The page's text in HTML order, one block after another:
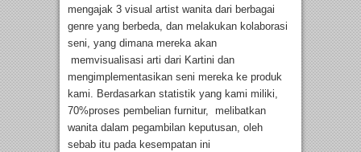
mengajak 3 visual artist wanita dari berbagai
genre yang berbeda, dan melakukan kolaborasi
seni, yang dimana mereka akan
memvisualisasi arti dari Kartini dan
mengimplementasikan seni mereka ke produk
kami. Berdasarkan statistik yang kami miliki,
70%proses pembelian furnitur, melibatkan
wanita dalam pegambilan keputusan, oleh
sebab itu pada kesempatan ini